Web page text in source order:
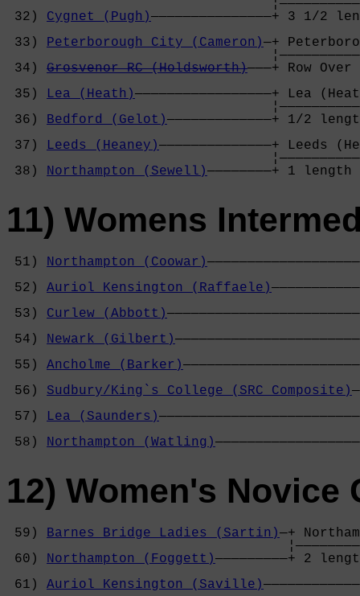
32) Cygnet (Pugh)
33) Peterborough City (Cameron)—+
34) Grosvenor RC (Holdsworth)———+
35)
Lea (Heath)
36) Bedford (Gelot)—————————————+
37)
Leeds (Heaney)
38) Northampton (Sewell)
11) Womens
51) Northampton (Coowar)
52) Auriol Kensington (Raffaele)
53) Curlew (Abbott)
54) Newark (Gilbert)
55) Ancholme (Barker)
56) Sudbury/King`s College (SRC Composite)
57)
Lea (Saunders)
58) Northampton (Watling)
12) Women's Novice
59) Barnes Bridge Ladies (Sartin)—+
60) Northampton (Foggett)
61) Auriol Kensington (Saville)